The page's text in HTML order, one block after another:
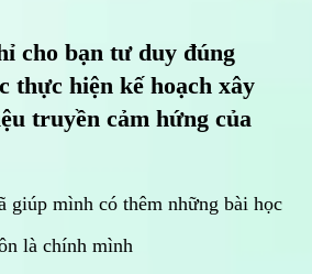
cho bạn tư duy đúng
thực hiện kế hoạch xây
truyền cảm hứng của
giúp mình có thêm những bài học
là chính mình